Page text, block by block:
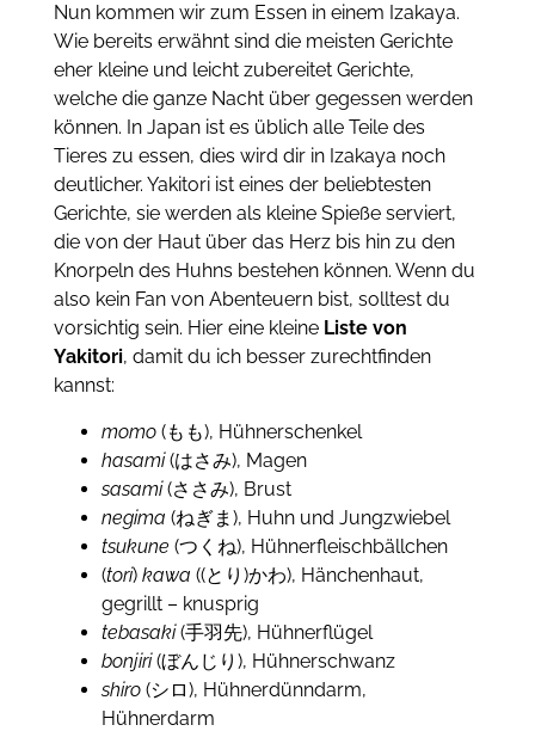
Nun kommen wir zum Essen in einem Izakaya.
Wie bereits erwähnt sind die meisten Gerichte
eher kleine und leicht zubereitet Gerichte,
welche die ganze Nacht über gegessen werden
können. In Japan ist es üblich alle Teile des
Tieres zu essen, dies wird dir in Izakaya noch
deutlicher. Yakitori ist eines der beliebtesten
Gerichte, sie werden als kleine Spieße serviert,
die von der Haut über das Herz bis hin zu den
Knorpeln des Huhns bestehen können. Wenn du
also kein Fan von Abenteuern bist, solltest du
vorsichtig sein. Hier eine kleine Liste von
Yakitori, damit du ich besser zurechtfinden
kannst:
momo(もも), Hühnerschenkel
hasami(はさみ), Magen
sasami(ささみ), Brust
negima (ねぎま), Huhn und Jungzwiebel
tsukune (つくね), Hühnerfleischbällchen
(tori) kawa ((とり)かわ), Hänchenhaut,
gegrillt – knusprig
tebasaki(手羽先), Hühnerflügel
bonjiri(ぼんじり), Hühnerschwanz
shiro(シロ), Hühnerdünndarm,
Hühnerdarm